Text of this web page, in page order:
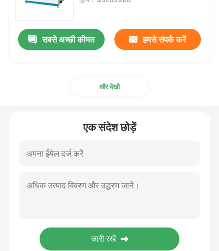
उच्च आवृत्ति प्रेरण हीटिंग उपकरण
मध्यम आवृत्ति प्रेरण हीटिंग उपकरण
ईएम स्टीम जनरेटर
सबसे अच्छी कीमत हमसे संपर्क करें
और देखो
एक संदेश छोड़ें